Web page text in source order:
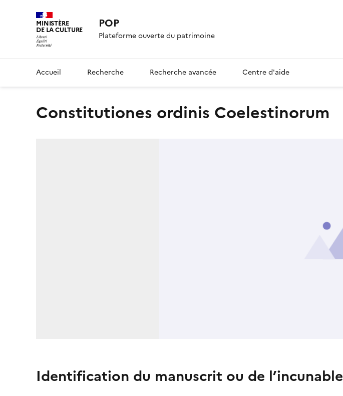
MINISTÈRE
DE LA CULTURE POP
Plateforme ouverte du patrimoine
Accueil Recherche Recherche avancée Centre d'aide
Constitutiones ordinis Coelestinorum
Identification du manuscrit ou de l’incunable